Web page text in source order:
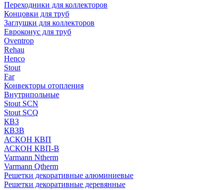
Переходники для коллекторов
Концовки для труб
Заглушки для коллекторов
Евроконус для труб
Oventrop
Rehau
Henco
Stout
Far
Конвекторы отопления
Внутрипольные
Stout SCN
Stout SCQ
КВЗ
КВЗВ
АСКОН КВП
АСКОН КВП-В
Varmann Ntherm
Varmann Qtherm
Решетки декоративные алюминиевые
Решетки декоративные деревянные